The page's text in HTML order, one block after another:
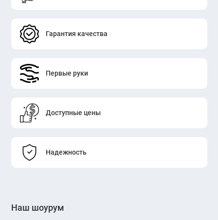
Гарантия качества
Первые руки
Доступные цены
Надежность
Наш шоурум